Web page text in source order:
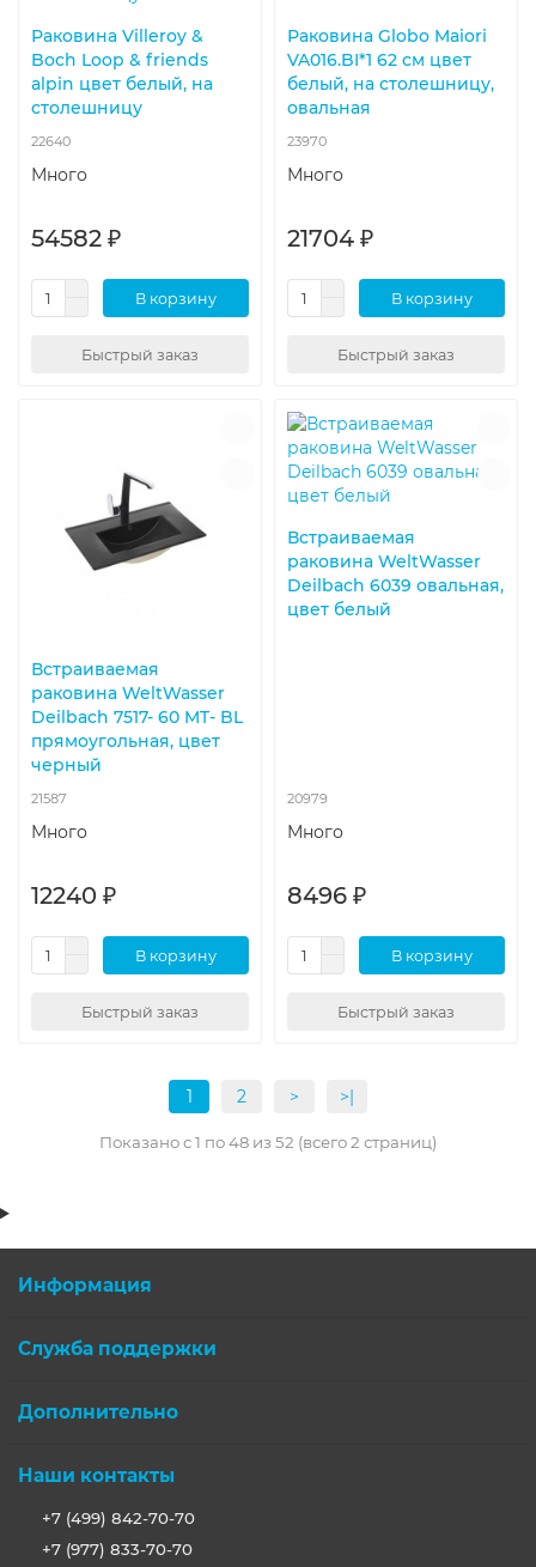
Раковина Villeroy &
Boch Loop & friends
alpin цвет белый, на
столешницу
22640
Много
54582 ₽
В корзину
Быстрый заказ
Раковина Globo Maiori
VA016.BI*1 62 см цвет
белый, на столешницу,
овальная
23970
Много
21704 ₽
В корзину
Быстрый заказ
Встраиваемая
раковина WeltWasser
Deilbach 7517- 60 MT- BL
прямоугольная, цвет
черный
21587
Много
12240 ₽
В корзину
Быстрый заказ
Встраиваемая
раковина WeltWasser
Deilbach 6039 овальная,
цвет белый
20979
Много
8496 ₽
В корзину
Быстрый заказ
1 2 > >|
Показано с 1 по 48 из 52 (всего 2 страниц)
Информация
Служба поддержки
Дополнительно
Наши контакты
+7 (499) 842-70-70
+7 (977) 833-70-70